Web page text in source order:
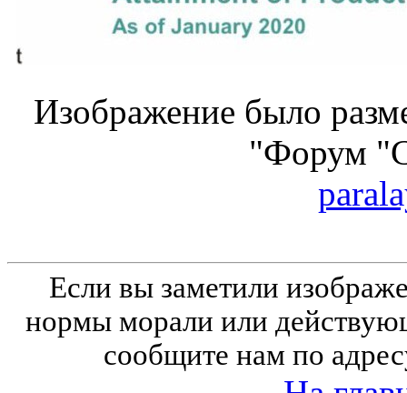
Изображение было
"Форум
Если вы заметили
нормы морали или
сообщите нам по